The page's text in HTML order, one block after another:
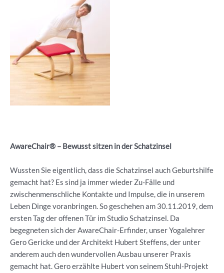
AwareChair® – Bewusst sitzen in der Schatzinsel
Wussten Sie eigentlich, dass die Schatzinsel auch Geburtshilfe
gemacht hat? Es sind ja immer wieder Zu-Fälle und
zwischenmenschliche Kontakte und Impulse, die in unserem
Leben Dinge voranbringen. So geschehen am 30.11.2019, dem
ersten Tag der offenen Tür im Studio Schatzinsel. Da
begegneten sich der AwareChair-Erfinder, unser Yogalehrer
Gero Gericke und der Architekt Hubert Steffens, der unter
anderem auch den wundervollen Ausbau unserer Praxis
gemacht hat. Gero erzählte Hubert von seinem Stuhl-Projekt